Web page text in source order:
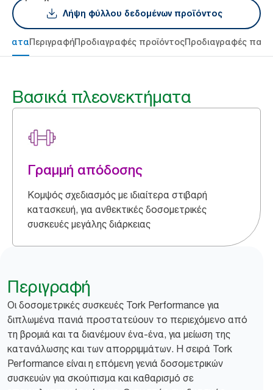
Λήψη φύλλου δεδομένων προϊόντος
ΠεριγραφήΠροδιαγραφές προϊόντοςΠροδιαγραφές
Βασικά πλεονεκτήματα
Γραμμή απόδοσης
Κομψός σχεδιασμός με ιδιαίτερα στιβαρή
κατασκευή, για ανθεκτικές δοσομετρικές
συσκευές μεγάλης διάρκειας
Περιγραφή
Οι δοσομετρικές συσκευές Tork Performance για
διπλωμένα πανιά προστατεύουν το περιεχόμενο από
τη βρομιά και τα διανέμουν ένα-ένα, για μείωση της
κατανάλωσης και των απορριμμάτων. Η σειρά Tork
Performance είναι η επόμενη γενιά δοσομετρικών
συσκευών για σκούπισμα και καθαρισμό σε